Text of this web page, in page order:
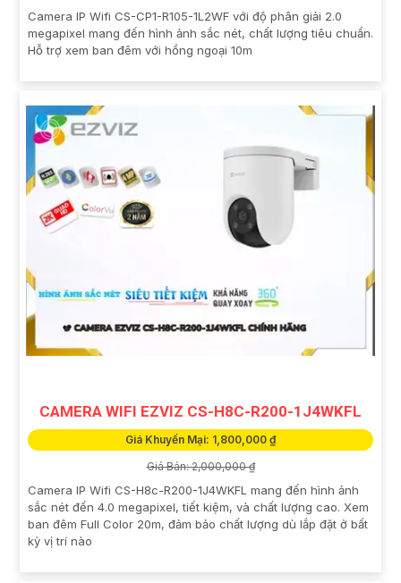
Camera IP Wifi CS-CP1-R105-1L2WF với độ phân giải 2.0
megapixel mang đến hình ảnh sắc nét, chất lượng tiêu chuẩn.
Hỗ trợ xem ban đêm với hồng ngoại 10m
CAMERA WIFI EZVIZ CS-H8C-R200-1J4WKFL
Giá Khuyến Mại: 1,800,000 ₫
Giá Bán: 2,000,000 ₫
Camera IP Wifi CS-H8c-R200-1J4WKFL mang đến hình ảnh
sắc nét đến 4.0 megapixel, tiết kiệm, và chất lượng cao. Xem
ban đêm Full Color 20m, đảm bảo chất lượng dù lắp đặt ở bất
kỳ vị trí nào